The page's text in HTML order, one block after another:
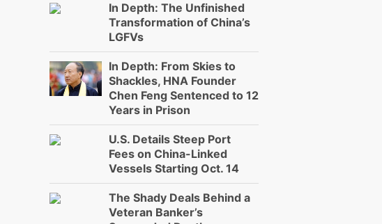
In Depth: The Unfinished
Transformation of China’s
LGFVs
In Depth: From Skies to
Shackles, HNA Founder
Chen Feng Sentenced to 12
Years in Prison
U.S. Details Steep Port
Fees on China-Linked
Vessels Starting Oct. 14
The Shady Deals Behind a
Veteran Banker’s